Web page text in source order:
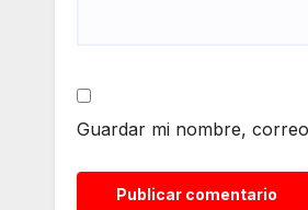
Guardar mi nombre,